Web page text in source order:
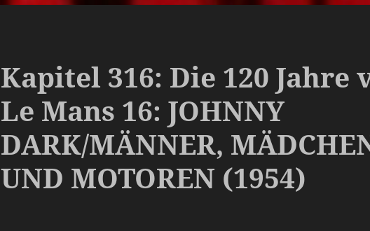
Kapitel 316: Die 120 Jahre
Le Mans 16: JOHNNY
DARK/MÄNNER,
UND MOTOREN (1954)